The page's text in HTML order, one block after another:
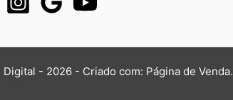
- 2026 - Criado com: Página de Venda.